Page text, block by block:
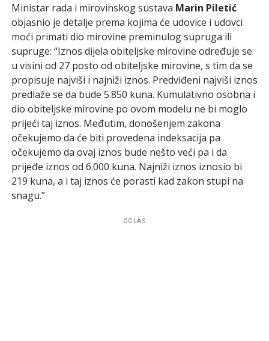
Ministar rada i mirovinskog sustava Marin Piletić
objasnio je detalje prema kojima će udovice i udovci
moći primati dio mirovine preminulog supruga ili
supruge: “Iznos dijela obiteljske mirovine određuje se
u visini od 27 posto od obiteljske mirovine, s tim da se
propisuje najviši i najniži iznos. Predviđeni najviši iznos
predlaže se da bude 5.850 kuna. Kumulativno osobna i
dio obiteljske mirovine po ovom modelu ne bi moglo
prijeći taj iznos. Međutim, donošenjem zakona
očekujemo da će biti provedena indeksacija pa
očekujemo da ovaj iznos bude nešto veći pa i da
prijeđe iznos od 6.000 kuna. Najniži iznos iznosio bi
219 kuna, a i taj iznos će porasti kad zakon stupi na
snagu.”
OGLAS